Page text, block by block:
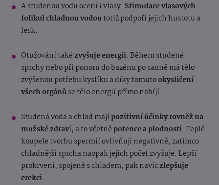
A studenou vodu ocení i vlasy. Stimulace vlasových
folikul chladnou vodoutotiž podpoří jejich hustotu a
lesk.
Otužování takézvyšuje energii. Během studené
sprchy nebo při ponoru do bazénu po sauně má tělo
zvýšenou potřebu kyslíku a díky tomutookysličení
všech orgánůse tělo energií přímo nabíjí.
Studená voda a chlad majípozitivní účinky rovněž na
mužské zdraví, a to včetně potence a plodnosti. Teplé
koupele tvorbu spermií ovlivňují negativně, zatímco
chladnější sprcha naopak jejich počet zvyšuje. Lepší
prokrvení, spojené s chladem, pak navíczlepšuje
erekci.